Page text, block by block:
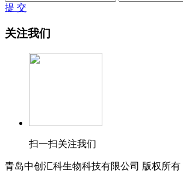
提 交
关注我们
扫一扫关注我们
青岛中创汇科生物科技有限公司 版权所有